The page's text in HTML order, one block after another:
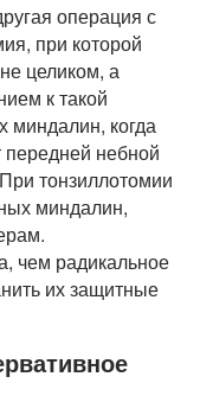
операция с
при которой
целиком, а
к такой
миндалин, когда
передней небной
тонзиллотомии
миндалин,
чем радикальное
их защитные